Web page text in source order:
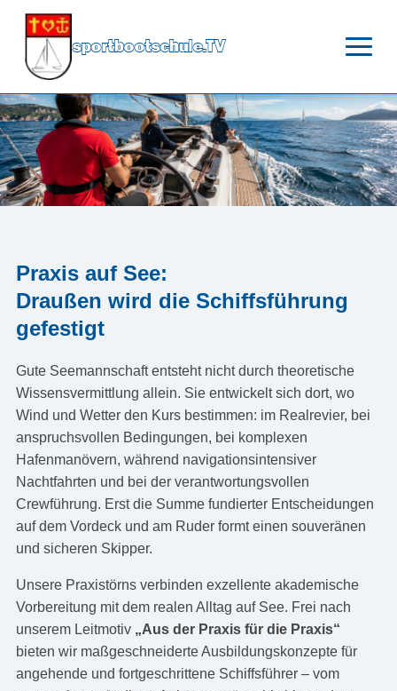
sportbootschule.TV
Praxis auf See:
Draußen wird die Schiffsführung
gefestigt
Gute Seemannschaft entsteht nicht durch theoretische
Wissensvermittlung allein. Sie entwickelt sich dort, wo
Wind und Wetter den Kurs bestimmen: im Realrevier, bei
anspruchsvollen Bedingungen, bei komplexen
Hafenmanövern, während navigationsintensiver
Nachtfahrten und bei der verantwortungsvollen
Crewführung. Erst die Summe fundierter Entscheidungen
auf dem Vordeck und am Ruder formt einen souveränen
und sicheren Skipper.
Unsere Praxistörns verbinden exzellente akademische
Vorbereitung mit dem realen Alltag auf See. Frei nach
unserem Leitmotiv „Aus der Praxis für die Praxis“
bieten wir maßgeschneiderte Ausbildungskonzepte für
angehende und fortgeschrittene Schiffsführer – vom